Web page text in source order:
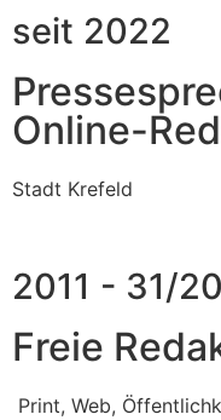
seit 2022
Online-
Stadt Krefeld
2011 - 31/
Freie
Print, Web,